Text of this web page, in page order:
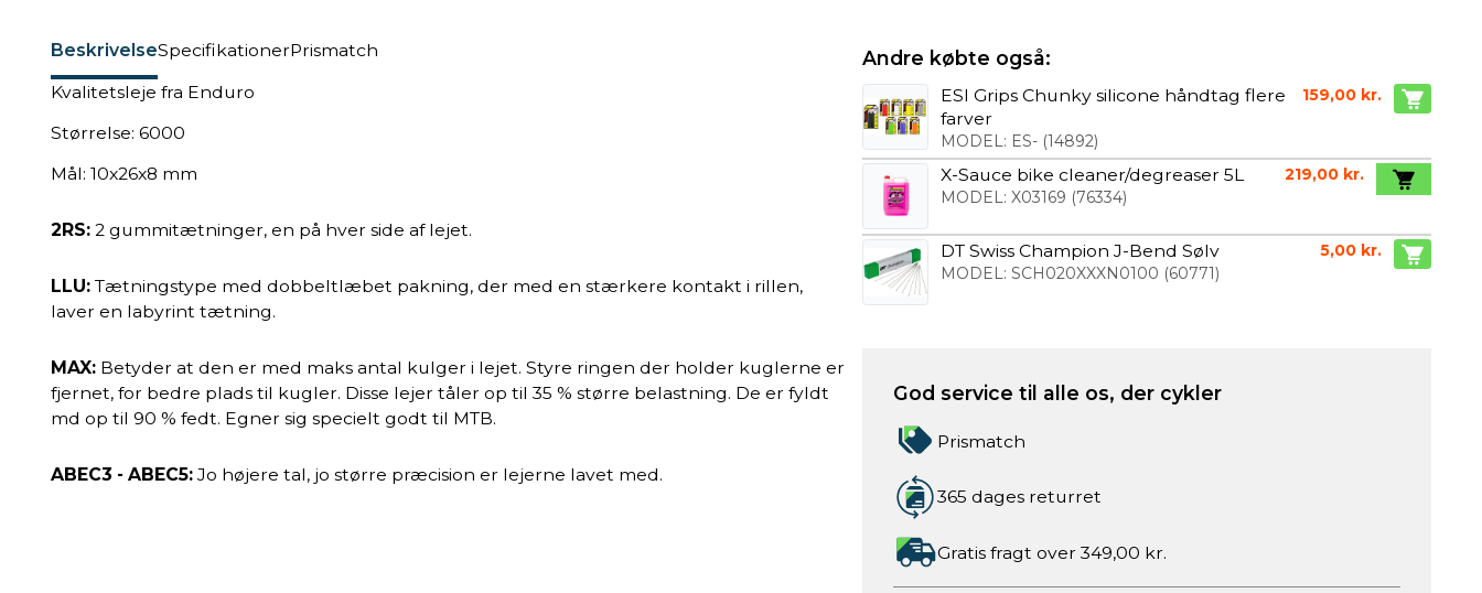
BeskrivelseSpecifikationerPrismatch
Kvalitetsleje fra Enduro
Størrelse: 6000
Mål: 10x26x8 mm
2RS: 2 gummitætninger, en på hver side af lejet.
LLU: Tætningstype med dobbeltlæbet pakning, der med en stærkere kontakt i rillen,
laver en labyrint tætning.
MAX: Betyder at den er med maks antal kulger i lejet. Styre ringen der holder kuglerne er
fjernet, for bedre plads til kugler. Disse lejer tåler op til 35 % større belastning. De er fyldt
md op til 90 % fedt. Egner sig specielt godt til MTB.
ABEC3 - ABEC5: Jo højere tal, jo større præcision er lejerne lavet med.
Andre købte også:
ESI Grips Chunky silicone håndtag flere
farver
MODEL: ES-(14892)
159,00 kr.
X-Sauce bike cleaner/degreaser 5L
MODEL: X03169 (76334)
219,00 kr.
DT Swiss Champion J-Bend Sølv
MODEL: SCH020XXXN0100 (60771)
5,00 kr.
God service til alle os, der cykler
Prismatch
365 dages returret
Gratis fragt over 349,00 kr.